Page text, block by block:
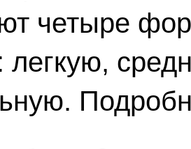
четыре
легкую,